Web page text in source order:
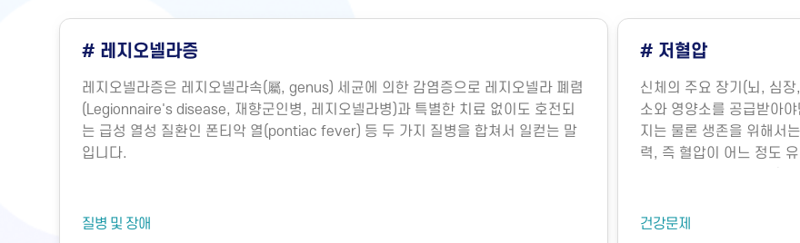
# 레지오넬라증
레지오넬라증은 레지오넬라속(屬, genus) 세균에 의한 감염증으로 레지오넬라 폐렴
(Legionnaire's disease, 재향군인병, 레지오넬라병)과 특별한 치료 없이도 호전되
는 급성 열성 질환인 폰티악 열(pontiac fever) 등 두 가지 질병을 합쳐서 일컫는 말
입니다.
질병 및 장애
# 저혈압
신체의 주요 장기(뇌, 심
소와 영양소를 공급받아
지는 물론 생존을 위해서
력, 즉 혈압이 어느 정도
기능에 의해 내보내는 혈
건강문제